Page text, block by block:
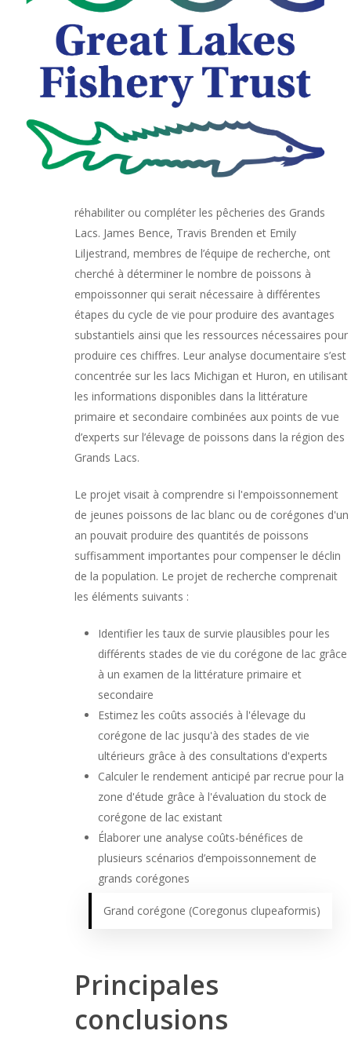
couverture médiatique qui met en lumière les facteurs
de stress de la pêche et les perspectives de
rétablissement. Cette édition deNotes de recherche
met en évidence les récentes contributions de
recherche sur le grand corégone soutenues par le
En 2019, une équipe du Centre quantitatif des pêches
de l’Université d’État du Michigan a évalué la faisabilité
réhabiliter ou compléter les pêcheries des Grands
Lacs. James Bence, Travis Brenden et Emily
Liljestrand, membres de l’équipe de recherche, ont
cherché à déterminer le nombre de poissons à
empoissonner qui serait nécessaire à différentes
étapes du cycle de vie pour produire des avantages
substantiels ainsi que les ressources nécessaires pour
produire ces chiffres. Leur analyse documentaire s’est
concentrée sur les lacs Michigan et Huron, en utilisant
les informations disponibles dans la littérature
primaire et secondaire combinées aux points de vue
d’experts sur l’élevage de poissons dans la région des
Grands Lacs.
Le projet visait à comprendre si l'empoissonnement
de jeunes poissons de lac blanc ou de corégones d'un
an pouvait produire des quantités de poissons
suffisamment importantes pour compenser le déclin
de la population. Le projet de recherche comprenait
les éléments suivants :
Identifier les taux de survie plausibles pour les
différents stades de vie du corégone de lac grâce
à un examen de la littérature primaire et
secondaire
Estimez les coûts associés à l'élevage du
corégone de lac jusqu'à des stades de vie
ultérieurs grâce à des consultations d'experts
Calculer le rendement anticipé par recrue pour la
zone d'étude grâce à l'évaluation du stock de
corégone de lac existant
Élaborer une analyse coûts-bénéfices de
plusieurs scénarios d’empoissonnement de
grands corégones
Grand corégone (Coregonus clupeaformis)
Principales
conclusions